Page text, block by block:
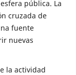
pública. La
cruzada de
fuente
nuevas
la actividad